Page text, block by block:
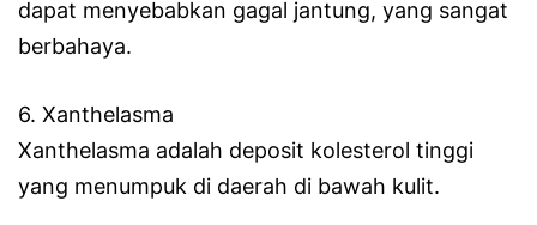
dapat menyebabkan gagal jantung, yang sangat
berbahaya.
6. Xanthelasma
Xanthelasma adalah deposit kolesterol tinggi
yang menumpuk di daerah di bawah kulit.